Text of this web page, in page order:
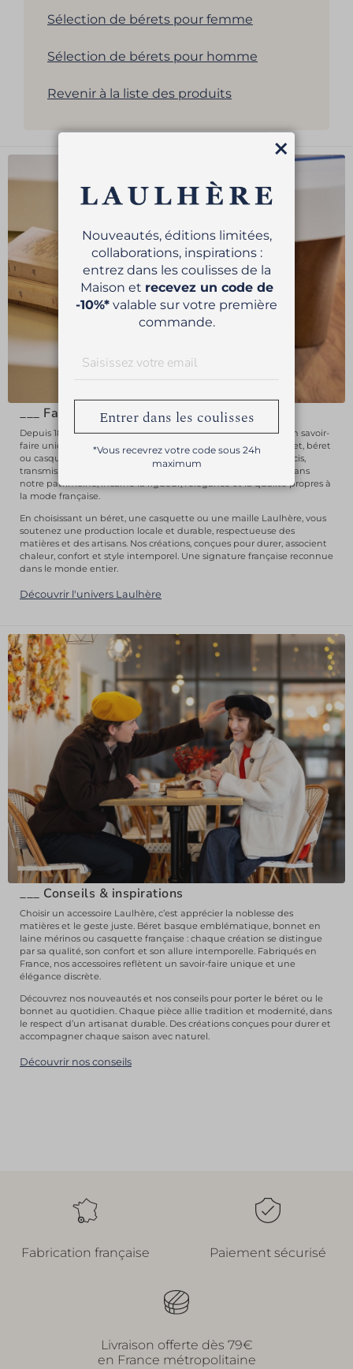
Sélection de bérets pour femme
Sélection de bérets pour homme
Revenir à la liste des produits
___ Fabrication française
Depuis 1840, nos ateliers d’Oloron-Sainte-Marie perpétuent un savoir-
faire unique dans le travail de la laine mérinos. Chaque bonnet, béret
ou casquette Laulhère est confectionné selon des gestes précis,
transmis de génération en génération. Ce savoir-faire, ancré dans
notre patrimoine, incarne la rigueur, l’élégance et la qualité propres à
la mode française.
En choisissant un béret, une casquette ou une maille Laulhère, vous
soutenez une production locale et durable, respectueuse des
matières et des artisans. Nos créations, conçues pour durer, associent
chaleur, confort et style intemporel. Une signature française reconnue
dans le monde entier.
Découvrir l'univers Laulhère
___ Conseils & inspirations
Choisir un accessoire Laulhère, c’est apprécier la noblesse des
matières et le geste juste. Béret basque emblématique, bonnet en
laine mérinos ou casquette française : chaque création se distingue
par sa qualité, son confort et son allure intemporelle. Fabriqués en
France, nos accessoires reflètent un savoir-faire unique et une
élégance discrète.
Découvrez nos nouveautés et nos conseils pour porter le béret ou le
bonnet au quotidien. Chaque pièce allie tradition et modernité, dans
le respect d’un artisanat durable. Des créations conçues pour durer et
accompagner chaque saison avec naturel.
Découvrir nos conseils
Fabrication française Paiement sécurisé
Livraison offerte dès 79€
en France métropolitaine
Nouveautés, éditions limitées,
collaborations, inspirations :
entrez dans les coulisses de la
Maison et recevez un code de
-10%* valable sur votre première
commande.
Entrer dans les coulisses
*Vous recevrez votre code sous 24h
maximum